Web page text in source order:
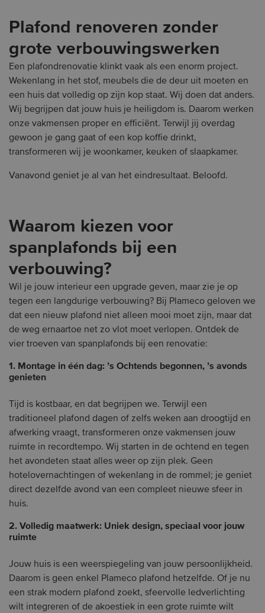
Plafond renoveren zonder
grote verbouwingswerken
Een plafondrenovatie klinkt vaak als een enorm project.
Wekenlang in het stof, meubels die de deur uit moeten en
een huis dat volledig op zijn kop staat. Wij doen dat anders.
Wij begrijpen dat jouw huis je heiligdom is. Daarom werken
onze vakmensen proper en efficiënt. Terwijl jij overdag
gewoon je gang gaat of een kop koffie drinkt,
transformeren wij je woonkamer, keuken of slaapkamer.
Vanavond geniet je al van het eindresultaat. Beloofd.
Waarom kiezen voor
spanplafonds bij een
verbouwing?
Wil je jouw interieur een upgrade geven, maar zie je op
tegen een langdurige verbouwing? Bij Plameco geloven we
dat een nieuw plafond niet alleen mooi moet zijn, maar dat
de weg ernaartoe net zo vlot moet verlopen. Ontdek de
vier troeven van spanplafonds bij een renovatie:
1. Montage in één dag: ’s Ochtends begonnen, ’s avonds
genieten
Tijd is kostbaar, en dat begrijpen we. Terwijl een
traditioneel plafond dagen of zelfs weken aan droogtijd en
afwerking vraagt, transformeren onze vakmensen jouw
ruimte in recordtempo. Wij starten in de ochtend en tegen
het avondeten staat alles weer op zijn plek. Geen
hotelovernachtingen of wekenlang in de rommel; je geniet
direct dezelfde avond van een compleet nieuwe sfeer in
huis.
2. Volledig maatwerk: Uniek design, speciaal voor jouw
ruimte
Jouw huis is een weerspiegeling van jouw persoonlijkheid.
Daarom is geen enkel Plameco plafond hetzelfde. Of je nu
een strak modern plafond zoekt, sfeervolle ledverlichting
wilt integreren of de akoestiek in een grote ruimte wilt